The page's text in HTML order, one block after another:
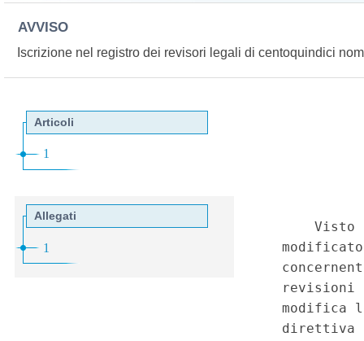
AVVISO
Iscrizione nel registro dei revisori legali di centoquindici